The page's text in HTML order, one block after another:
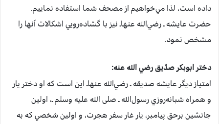
داده‌ است‌، لذا مي‌خواهيم‌ از مصحف‌ شما استفاده‌ نماييم‌.
حضرت‌ عايشه ـ رضي‌الله عنهاـ نيز با گشاده‌رويي‌ اشكالات‌ آنها را
مشخص‌ نمود.
دختر ابوبكر صدّيق رضي الله عنه:
امتياز ديگر عايشه صديقه‌ ـ رضي‌الله عنهاـ اين‌ است‌ كه‌ او دختر يار
و همراه‌ شبانه‌روزي‌ رسول‌الله ـ صلی الله علیه وسلم ـ، اولين‌
جانشين‌ برحق‌ پيامبر، يار غار سفر هجرت‌، و اولين‌ شخصي‌ كه‌ به‌